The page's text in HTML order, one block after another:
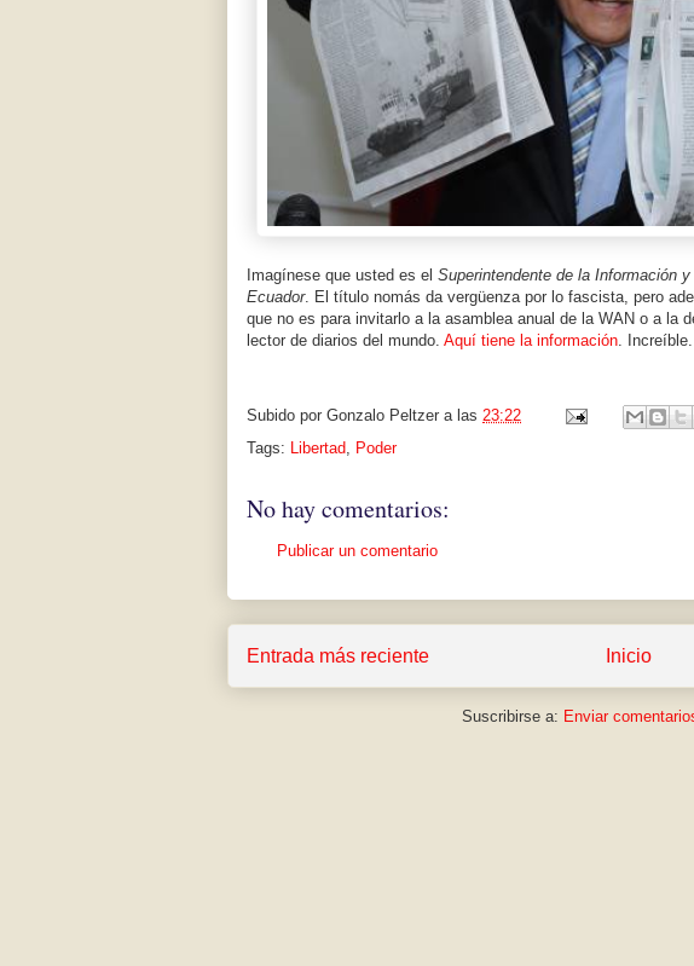
Imagínese que usted es el Superintendente de la Información
Ecuador. El título nomás da vergüenza por lo fascista, pero
que no es para invitarlo a la asamblea anual de la WAN o a la
lector de diarios del mundo. Aquí tiene la información.
Subido por Gonzalo Peltzer a las 23:22
Tags: Libertad, Poder
No hay comentarios:
Publicar un comentario
Entrada más reciente Inicio
Suscribirse a: Enviar